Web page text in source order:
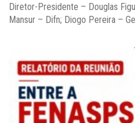
Diretor-Presidente – Douglas
Mansur – Difn; Diogo Pereira –